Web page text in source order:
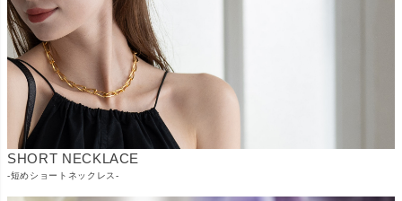
SHORT NECKLACE
-短めショートネックレス-